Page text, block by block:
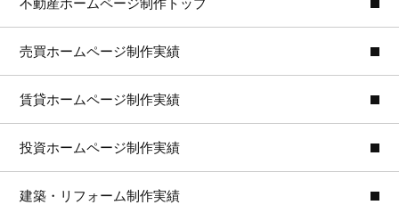
不動産ホームページ制作トップ
売買ホームページ制作実績
賃貸ホームページ制作実績
投資ホームページ制作実績
建築・リフォーム制作実績